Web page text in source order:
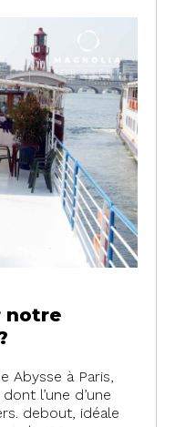
notre
Abysse à Paris,
l’une d’une
debout, idéale